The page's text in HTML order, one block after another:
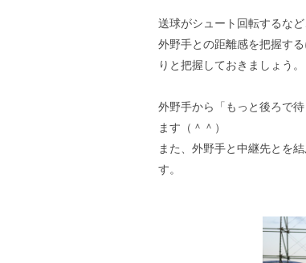
送球がシュート回転するな
外野手との距離感を把握す
りと把握しておきましょう。
外野手から「もっと後ろで
ます（＾＾）
また、外野手と中継先とを
す。